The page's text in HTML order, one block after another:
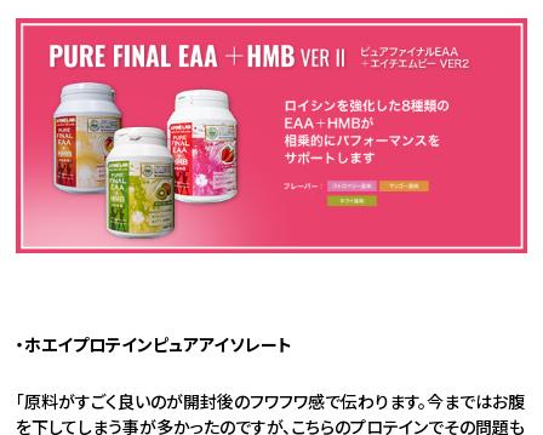
・ホエイプロテインピュアアイソレート
「原料がすごく良いのが開封後のフワフワ感で伝わります。今まではお腹
を下してしまう事が多かったのですが、こちらのプロテインでその問題も